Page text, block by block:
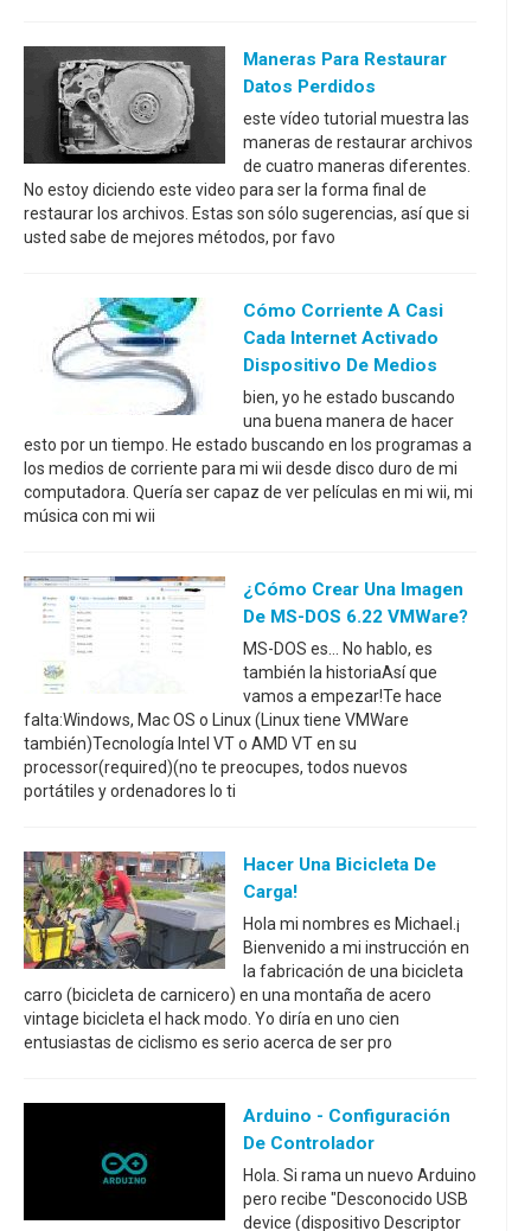
Maneras Para Restaurar
Datos Perdidos
este vídeo tutorial muestra las
maneras de restaurar archivos
de cuatro maneras diferentes.
No estoy diciendo este video para ser la forma final de
restaurar los archivos. Estas son sólo sugerencias, así que si
usted sabe de mejores métodos, por favo
Cómo Corriente A Casi
Cada Internet Activado
Dispositivo De Medios
bien, yo he estado buscando
una buena manera de hacer
esto por un tiempo. He estado buscando en los programas a
los medios de corriente para mi wii desde disco duro de mi
computadora. Quería ser capaz de ver películas en mi wii, mi
música con mi wii
¿Cómo Crear Una Imagen
De MS-DOS 6.22 VMWare?
MS-DOS es... No hablo, es
también la historiaAsí que
vamos a empezar!Te hace
falta:Windows, Mac OS o Linux (Linux tiene VMWare
también)Tecnología Intel VT o AMD VT en su
processor(required)(no te preocupes, todos nuevos
portátiles y ordenadores lo ti
Hacer Una Bicicleta De
Carga!
Hola mi nombres es Michael.¡
Bienvenido a mi instrucción en
la fabricación de una bicicleta
carro (bicicleta de carnicero) en una montaña de acero
vintage bicicleta el hack modo. Yo diría en uno cien
entusiastas de ciclismo es serio acerca de ser pro
Arduino - Configuración
De Controlador
Hola. Si rama un nuevo Arduino
pero recibe "Desconocido USB
device (dispositivo Descriptor